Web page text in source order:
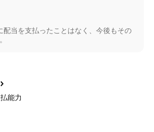
当を支払ったことはなく、今後もその
能力